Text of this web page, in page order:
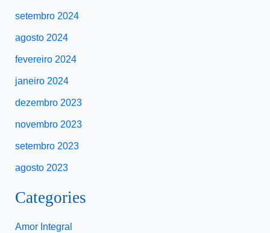
setembro 2024
agosto 2024
fevereiro 2024
janeiro 2024
dezembro 2023
novembro 2023
setembro 2023
agosto 2023
Categories
Amor Integral